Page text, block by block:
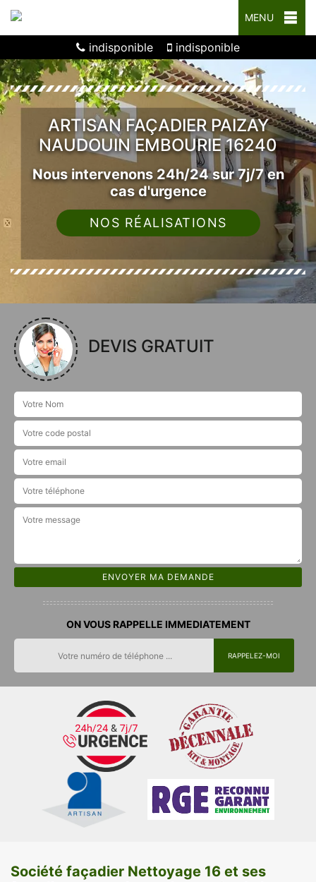
MENU
indisponible indisponible
ARTISAN FAÇADIER PAIZAY
NAUDOUIN EMBOURIE 16240
Nous intervenons 24h/24 sur 7j/7 en
cas d'urgence
NOS RÉALISATIONS
DEVIS GRATUIT
ON VOUS RAPPELLE IMMEDIATEMENT
Société façadier Nettoyage 16 et ses